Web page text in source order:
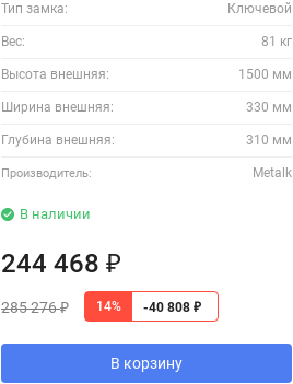
Тип замка: Ключевой
Вес: 81 кг
Высота внешняя: 1500 мм
Ширина внешняя: 330 мм
Глубина внешняя: 310 мм
Производитель: Metalk
В наличии
244 468 ₽
285 276₽ 14% -40 808 ₽
В корзину